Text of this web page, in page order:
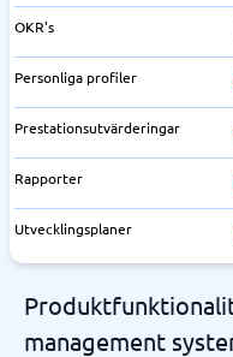
OKR's
Personliga profiler
Prestationsutvärderingar
Rapporter
Utvecklingsplaner
management